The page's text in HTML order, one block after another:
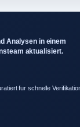
Analysen in einem
aktualisiert.
fur schnelle